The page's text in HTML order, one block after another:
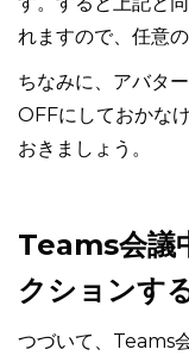
れますので、任意
ちなみに、アバタ
OFFにしておかな
おきましょう。
Teams会議
クションす
つづいて、Teams